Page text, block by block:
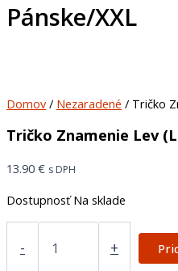
Pánske/XXL
Domov/ Nezaradené / Tričko
Tričko Znamenie Lev
13.90 € s DPH
Dostupnosť Na sklade
- +